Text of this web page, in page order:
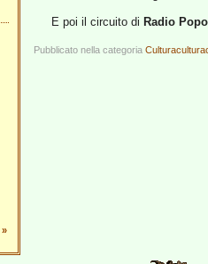
»
E poi il circuito di Radio
Pubblicato nella categoria